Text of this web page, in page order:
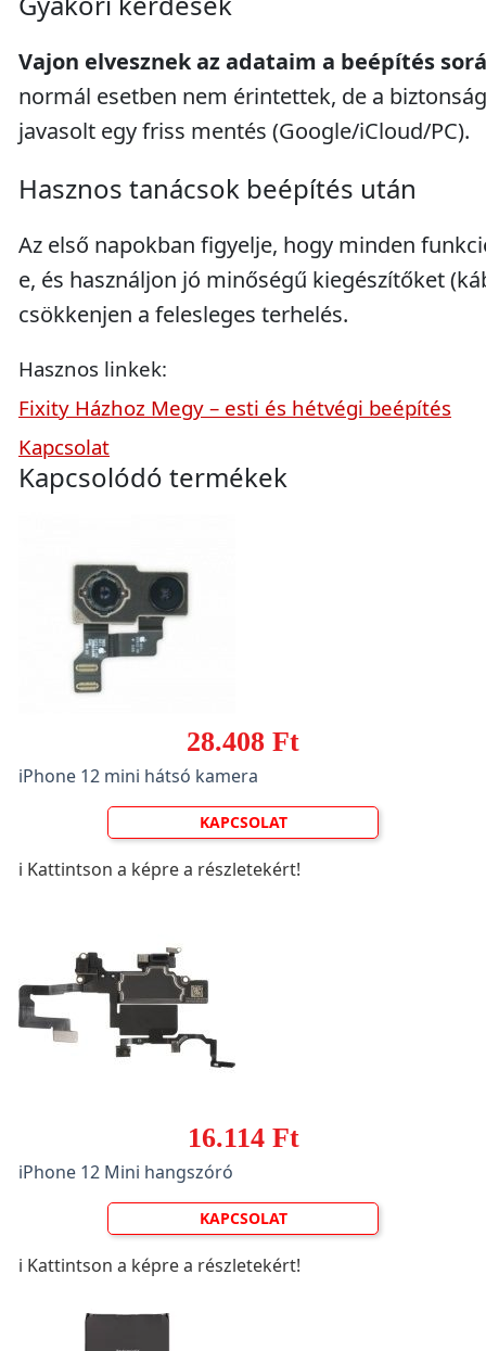
Vajon elvesznek az adataim a beépítés
normál esetben nem érintettek, de a
javasolt egy friss mentés (Google/iCloud/PC).
Hasznos tanácsok beépítés után
Az első napokban figyelje, hogy minden
e, és használjon jó minőségű kiegészítőket
csökkenjen a felesleges terhelés.
Hasznos linkek:
Fixity Házhoz Megy – esti és hétvégi beépítés
Kapcsolat
Kapcsolódó termékek
28.408 Ft
iPhone 12 mini hátsó kamera
KAPCSOLAT
ℹ️ Kattintson a képre a részletekért!
16.114 Ft
iPhone 12 Mini hangszóró
KAPCSOLAT
ℹ️ Kattintson a képre a részletekért!